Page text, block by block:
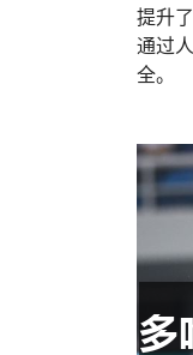
提升
通过
全。